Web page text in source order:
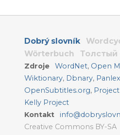
Dobrý slovník
Wörterbuch
Толстый
Zdroje WordNet, Open
Wiktionary, Dbnary, Panlex
OpenSubtitles.org,
Kelly Project
Kontakt
Creative Commons BY-SA